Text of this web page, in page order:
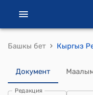
Башкы бет ›
Документ
Редакция